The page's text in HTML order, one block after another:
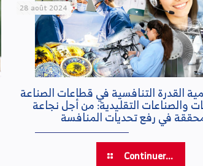
28 août 2024
القدرة التنافسية في قطاعات الصناعة
والصناعات التقليدية: من أجل نجاعة
في رفع تحديات المنافسة
Continuer...